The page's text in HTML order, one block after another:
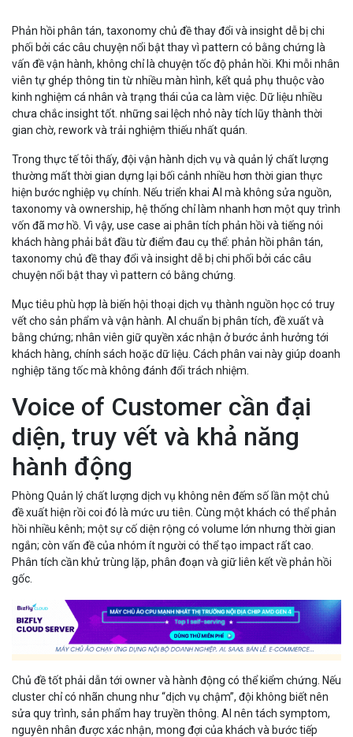
Phản hồi phân tán, taxonomy chủ đề thay đổi và insight dễ bị chi
phối bởi các câu chuyện nổi bật thay vì pattern có bằng chứng là
vấn đề vận hành, không chỉ là chuyện tốc độ phản hồi. Khi mỗi nhân
viên tự ghép thông tin từ nhiều màn hình, kết quả phụ thuộc vào
kinh nghiệm cá nhân và trạng thái của ca làm việc. Dữ liệu nhiều
chưa chắc insight tốt. những sai lệch nhỏ này tích lũy thành thời
gian chờ, rework và trải nghiệm thiếu nhất quán.
Trong thực tế tôi thấy, đội vận hành dịch vụ và quản lý chất lượng
thường mất thời gian dựng lại bối cảnh nhiều hơn thời gian thực
hiện bước nghiệp vụ chính. Nếu triển khai AI mà không sửa nguồn,
taxonomy và ownership, hệ thống chỉ làm nhanh hơn một quy trình
vốn đã mơ hồ. Vì vậy, use case ai phân tích phản hồi và tiếng nói
khách hàng phải bắt đầu từ điểm đau cụ thể: phản hồi phân tán,
taxonomy chủ đề thay đổi và insight dễ bị chi phối bởi các câu
chuyện nổi bật thay vì pattern có bằng chứng.
Mục tiêu phù hợp là biến hội thoại dịch vụ thành nguồn học có truy
vết cho sản phẩm và vận hành. AI chuẩn bị phân tích, đề xuất và
bằng chứng; nhân viên giữ quyền xác nhận ở bước ảnh hưởng tới
khách hàng, chính sách hoặc dữ liệu. Cách phân vai này giúp doanh
nghiệp tăng tốc mà không đánh đổi trách nhiệm.
Voice of Customer cần đại
diện, truy vết và khả năng
hành động
Phòng Quản lý chất lượng dịch vụ không nên đếm số lần một chủ
đề xuất hiện rồi coi đó là mức ưu tiên. Cùng một khách có thể phản
hồi nhiều kênh; một sự cố diện rộng có volume lớn nhưng thời gian
ngắn; còn vấn đề của nhóm ít người có thể tạo impact rất cao.
Phân tích cần khử trùng lặp, phân đoạn và giữ liên kết về phản hồi
gốc.
Chủ đề tốt phải dẫn tới owner và hành động có thể kiểm chứng. Nếu
cluster chỉ có nhãn chung như “dịch vụ chậm”, đội không biết nên
sửa quy trình, sản phẩm hay truyền thông. AI nên tách symptom,
nguyên nhân được xác nhận, mong đợi của khách và bước tiếp